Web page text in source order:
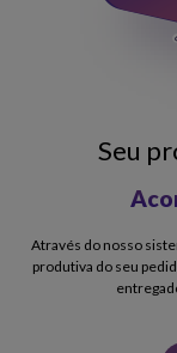
Seu
Através do nosso
produtiva do seu